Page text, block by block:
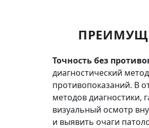
Точность без
диагностический
противопоказаний. В
методов диагностики,
визуальный осмотр
и выявить очаги